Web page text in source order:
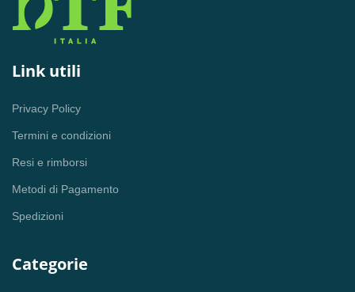
Link utili
Privacy Policy
Termini e condizioni
Resi e rimborsi
Metodi di Pagamento
Spedizioni
Categorie